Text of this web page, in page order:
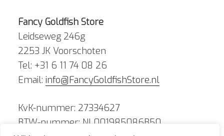
Fancy Goldfish Store
Leidseweg 246g
2253 JK Voorschoten
Tel: +31 6 11 74 08 26
Email: info@FancyGoldfishStore.nl
KvK-nummer: 27334627
BTW-nummer: NL001985086B50